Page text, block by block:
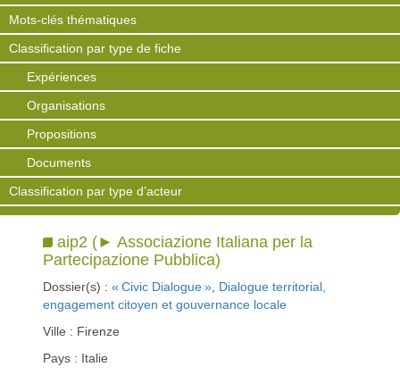
Mots-clés thématiques
Classification par type de fiche
Expériences
Organisations
Propositions
Documents
Classification par type d’acteur
aip2 (► Associazione Italiana per la
Partecipazione Pubblica)
Dossier(s) : « Civic Dialogue » Dialogue territorial,
engagement citoyen et gouvernance locale
Ville : Firenze
Pays : Italie